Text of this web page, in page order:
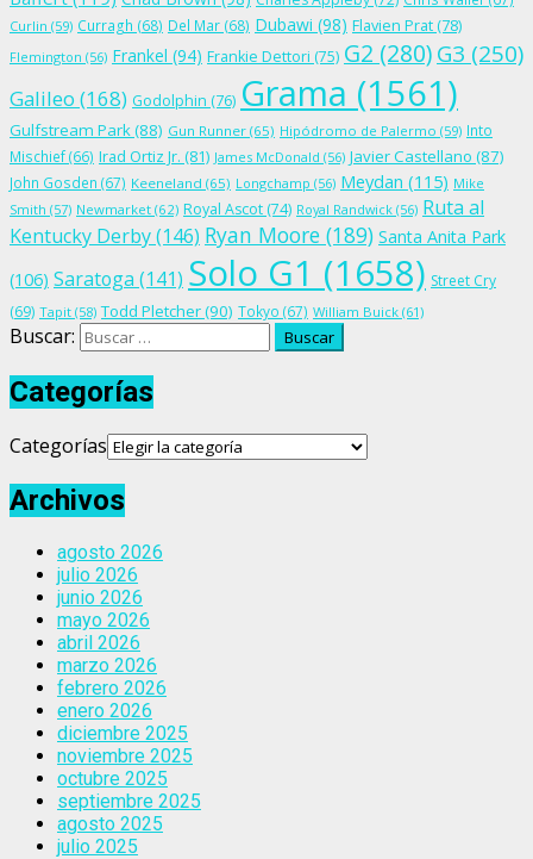
Curlin (59) Curragh (68) Del Mar (68) Dubawi (98) Flavien Prat (78)
Flemington (56) Frankel (94) Frankie Dettori (75) G2 (280)G3 (250)
Galileo (168) Godolphin (76) Grama (1561)
Gulfstream Park(88) Gun Runner (65) Hipódromo de Palermo (59) Into
Mischief(66) Irad Ortiz Jr. (81) James McDonald (56) Javier Castellano (87)
John Gosden (67) Keeneland (65) Longchamp (56) Meydan (115) Mike
Smith (57) Newmarket (62) Royal Ascot (74) Royal Randwick (56) Ruta al
Kentucky Derby(146) Ryan Moore (189) Santa Anita Park
(106) Saratoga (141) Solo G1 (1658) Street Cry
(69) Tapit (58) Todd Pletcher(90) Tokyo (67) William Buick (61)
Buscar:
Categorías
Categorías
Archivos
agosto 2026
julio 2026
junio 2026
mayo 2026
abril 2026
marzo 2026
febrero 2026
enero 2026
diciembre 2025
noviembre 2025
octubre 2025
septiembre 2025
agosto 2025
julio 2025